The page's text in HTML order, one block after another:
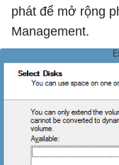
phát để mở rộng
Management.